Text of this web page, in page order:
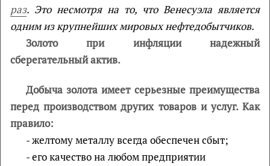
раз. Это несмотря на то, что Венесуэла является
одним из крупнейших мировых нефтедобытчиков.
Золото при инфляции надежный
сберегательный актив.
Добыча золота имеет серьезные преимущества
перед производством других товаров и услуг. Как
правило:
- желтому металлу всегда обеспечен сбыт;
- его качество на любом предприятии